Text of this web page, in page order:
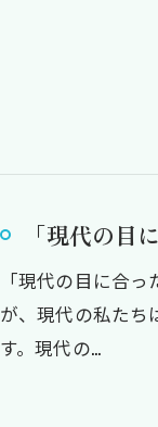
「現代の目
「現代の目に合
が、現代の私たち
す。現代の…